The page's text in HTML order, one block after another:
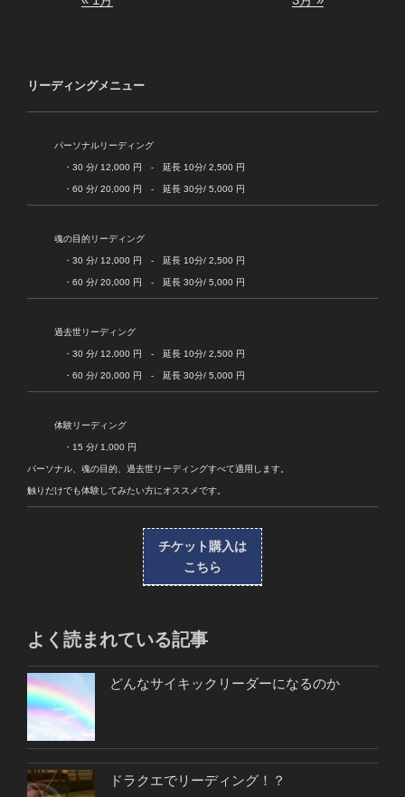
リーディングメニュー
パーソナルリーディング
・30 分/ 12,000 円 - 延長 10分/ 2,500 円
・60 分/ 20,000 円 - 延長 30分/ 5,000 円
魂の目的リーディング
・30 分/ 12,000 円 - 延長 10分/ 2,500 円
・60 分/ 20,000 円 - 延長 30分/ 5,000 円
過去世リーディング
・30 分/ 12,000 円 - 延長 10分/ 2,500 円
・60 分/ 20,000 円 - 延長 30分/ 5,000 円
体験リーディング
・15 分/ 1,000 円
パーソナル、魂の目的、過去世リーディングすべて適用します。
触りだけでも体験してみたい方にオススメです。
チケット購入は
こちら
よく読まれている記事
どんなサイキックリーダーになるのか
ドラクエでリーディング！？